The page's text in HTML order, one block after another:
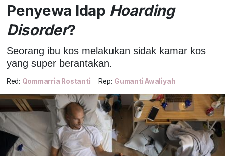
Penyewa Idap Hoarding
Disorder?
Seorang ibu kos melakukan sidak kamar kos
yang super berantakan.
Red: Qommarria Rostanti Rep: Gumanti Awaliyah